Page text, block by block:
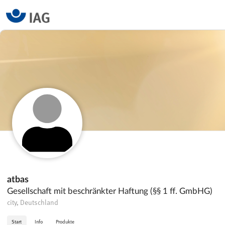
atbas
Gesellschaft mit beschränkter Haftung (§§ 1 ff. GmbHG)
city, Deutschland
Start Info Produkte